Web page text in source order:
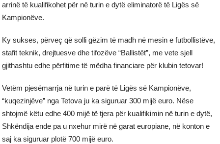
arrinë të kualifikohet për në turin e dytë eliminatorë të Ligës së
Kampionëve.
Ky sukses, përveç që solli gëzim të madh në mesin e futbollistëve,
stafit teknik, drejtuesve dhe tifozëve “Ballistët”, me vete sjell
gjithashtu edhe përfitime të mëdha financiare për klubin tetovar!
Vetëm pjesëmarrja në turin e parë të Ligës së Kampionëve,
“kuqezinjëve” nga Tetova ju ka siguruar 300 mijë euro. Nëse
shtojmë këtu edhe 400 mijë të tjera për kualifikimin në turin e dytë,
Shkëndija ende pa u nxehur mirë në garat europiane, në konton e
saj ka siguruar plotë 700 mijë euro.